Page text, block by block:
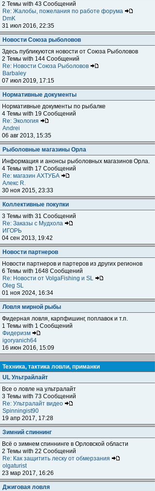
2 Темы with 43 Сообщений
Re: Жалобы, пожелания по работе форума
DmK
31 июл 2016, 22:35
Новости Союза рыболовов
Здесь публикуются новости от Союза Рыболовов
2 Темы with 144 Сообщений
Re: Новости Союза Рыболовов
Barbaley
07 июл 2019, 17:15
Нормативные документы
Нормативные документы по рыбалке
4 Темы with 19 Сообщений
Re: Экология
Andrei
06 авг 2013, 15:35
Рыболовные магазины Орла
Информация и анонсы рыболовных магазинов Орла.
4 Темы with 17 Сообщений
Re: магазин АХТУБА
Алекс R.
30 ноя 2015, 23:33
Коллективные покупки
3 Темы with 31 Сообщений
Re: Заказы с Мудхола
ИГОРЬ
04 сен 2013, 19:42
Новости партнеров
Новости партнеров и партеров из других регионов
6 Темы with 1648 Сообщений
Re: Новости от VolgaFishing и SL
Oleg SL
01 ноя 2024, 16:34
Ловля мирной рыбы
Фидерная ловля, карпфишинг, поплавок и т.п.
1 Темы with 1 Сообщений
Фидеризм
igoryanich64
16 июн 2016, 15:09
Техника, тактика ловли, приманки
UL Ультрайлайт
Все о ловле на ультралайт
3 Темы with 73 Сообщений
Re: Ультралайт видео
Spinningist90
19 апр 2017, 17:28
Зимний спиннинг
Всё о зимнем спиннинге в Орловской области
2 Темы with 22 Сообщений
Re: Как защитить леску от обмерзания
olgaturist
23 мар 2017, 16:26
Джиговая ловля